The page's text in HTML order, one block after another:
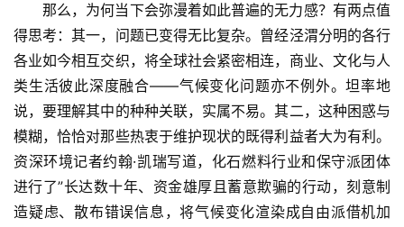
那么，为何当下会弥漫着如此普遍的无力感？有两点值
得思考：其一，问题已变得无比复杂。曾经泾渭分明的各行
各业如今相互交织，将全球社会紧密相连，商业、文化与人
类生活彼此深度融合——气候变化问题亦不例外。坦率地
说，要理解其中的种种关联，实属不易。其二，这种困惑与
模糊，恰恰对那些热衷于维护现状的既得利益者大为有利。
资深环境记者约翰·凯瑞写道，化石燃料行业和保守派团体
进行了”长达数十年、资金雄厚且蓄意欺骗的行动，刻意制
造疑虑、散布错误信息，将气候变化渲染成自由派借机加